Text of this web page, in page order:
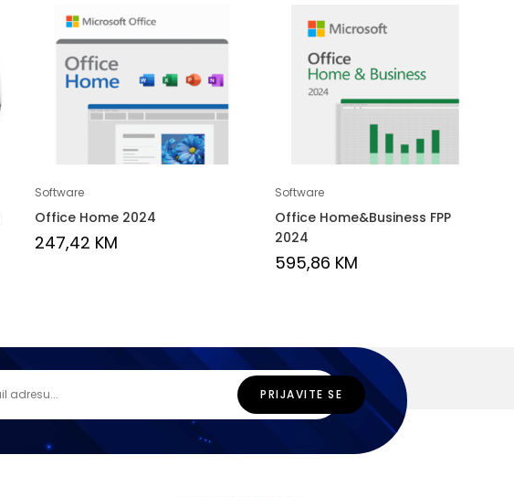
Software
Office Home 2024
247,42 KM
Software
Office Home&Business FPP
2024
595,86 KM